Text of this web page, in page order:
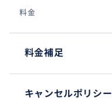
料金
料金補足
キャンセルポリシー